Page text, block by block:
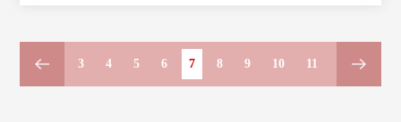
3 4 5 6 7 8 9 10 11